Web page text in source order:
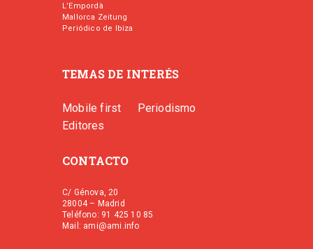
L’Empordà
Mallorca Zeitung
Periódico de Ibiza
TEMAS DE INTERÉS
Mobile first
Periodismo
Editores
CONTACTO
C/ Génova, 20
28004 – Madrid
Teléfono: 91 425 10 85
Mail: ami@ami.info